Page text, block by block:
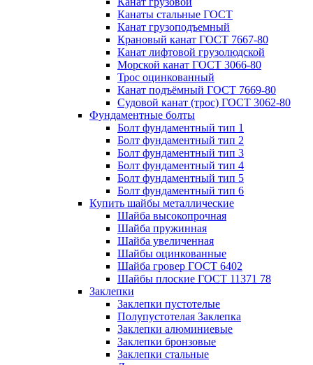
Канаты стальные ГОСТ
Канат грузоподъемный
Крановый канат ГОСТ 7667-80
Канат лифтовой грузолюдской
Морской канат ГОСТ 3066-80
Трос оцинкованный
Канат подъёмный ГОСТ 7669-80
Судовой канат (трос) ГОСТ 3062-80
Фундаментные болты
Болт фундаментный тип 1
Болт фундаментный тип 2
Болт фундаментный тип 3
Болт фундаментный тип 4
Болт фундаментный тип 5
Болт фундаментный тип 6
Купить шайбы металлические
Шайба высокопрочная
Шайба пружинная
Шайба увеличенная
Шайбы оцинкованные
Шайба гровер ГОСТ 6402
Шайбы плоские ГОСТ 11371 78
Заклепки
Заклепки пустотелые
Полупустотелая Заклепка
Заклепки алюминиевые
Заклепки бронзовые
Заклепки стальные